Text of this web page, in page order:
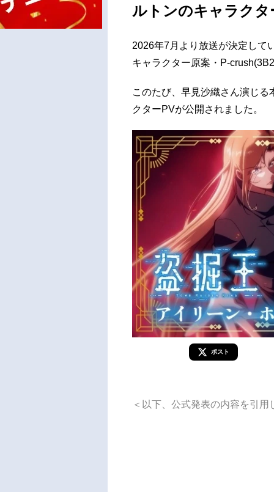
ルトンのキャラクタ
2026年7月より放送が決定して
キャラクター原案・P-
このたび、早見沙織さん演じ
クターPVが公開されました。
ポスト
＜以下、公式発表の内容を引